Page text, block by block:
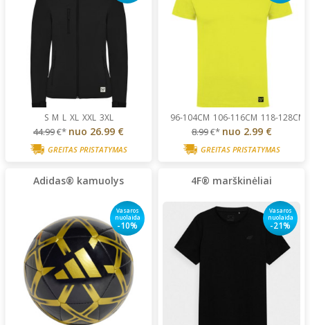
S M L XL XXL 3XL
44.99€* nuo 26.99 €
GREITAS PRISTATYMAS
96-104CM 106-116CM 118-128CM
8.99€* nuo 2.99 €
GREITAS PRISTATYMAS
Adidas® kamuolys
Vasaros
nuolaida
-10%
4F® marškinėliai
Vasaros
nuolaida
-21%